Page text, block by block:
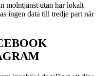
molntjänst utan har lokalt
ingen data till tredje part när